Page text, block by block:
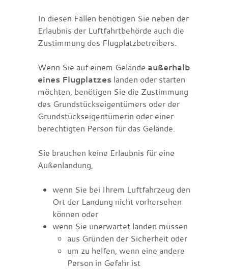
In diesen Fällen benötigen Sie neben der
Erlaubnis der Luftfahrtbehörde auch die
Zustimmung des Flugplatzbetreibers.
Wenn Sie auf einem Gelände außerhalb
eines Flugplatzes landen oder starten
möchten, benötigen Sie die Zustimmung
des Grundstückseigentümers oder der
Grundstückseigentümerin oder einer
berechtigten Person für das Gelände.
Sie brauchen keine Erlaubnis für eine
Außenlandung,
wenn Sie bei Ihrem Luftfahrzeug den
Ort der Landung nicht vorhersehen
können oder
wenn Sie unerwartet landen müssen
aus Gründen der Sicherheit oder
um zu helfen, wenn eine andere
Person in Gefahr ist